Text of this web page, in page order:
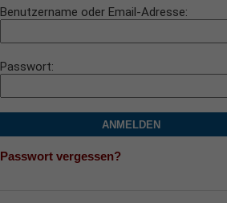
Benutzername oder Email-Adresse
Passwort
ANMELDEN
Passwort vergessen?